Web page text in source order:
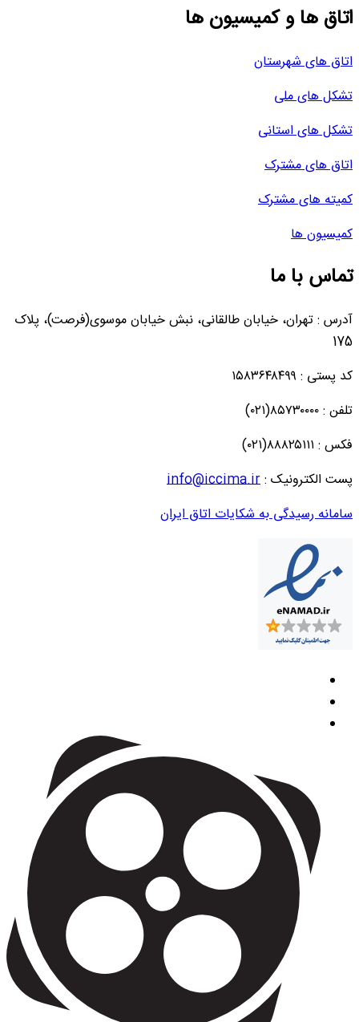
اتاق ها و کمیسیون ها
اتاق های شهرستان
تشکل های ملی
تشکل های استانی
اتاق های مشترک
کمیته های مشترک
کمیسیون ها
تماس با ما
آدرس : تهران، خیابان طالقانی، نبش خیابان موسوی(فرصت)، پلاک
175
کد پستی : ۱۵۸۳۶۴۸۴۹۹
تلفن : ۸۵۷۳۰۰۰۰(۰۲۱)
فکس : ۸۸۸۲۵۱۱۱(۰۲۱)
پست الکترونیک :info@iccima.ir
سامانه رسیدگی به شکایات اتاق ایران